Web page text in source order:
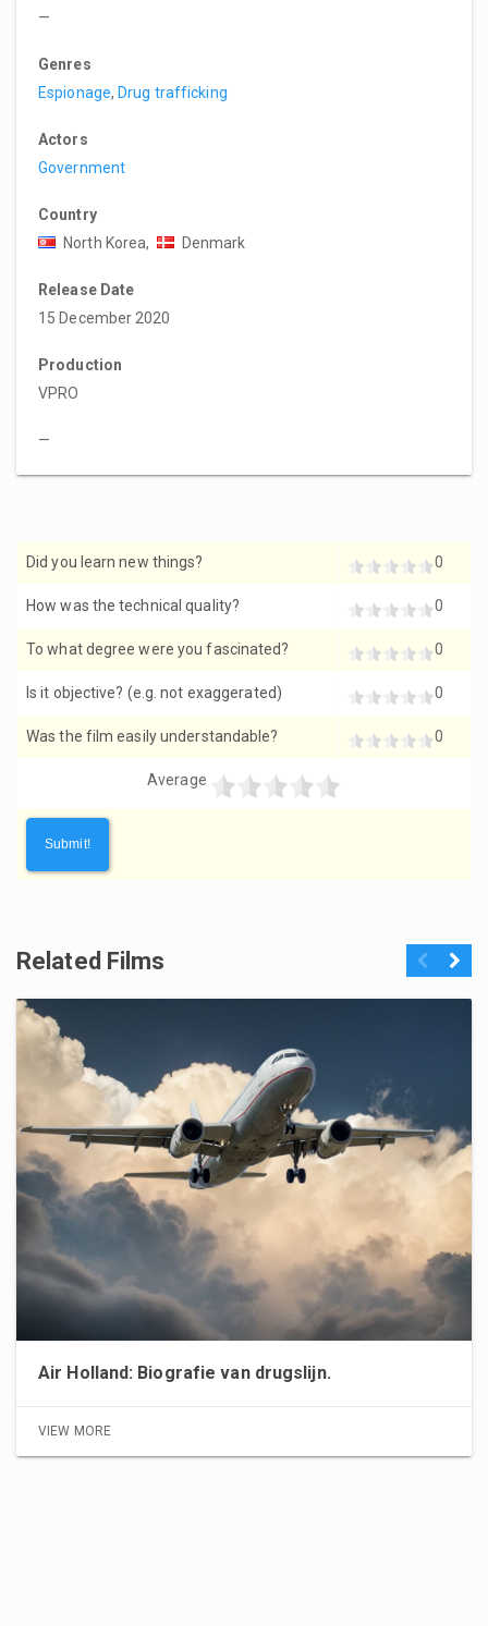
—
Genres
Espionage, Drug trafficking
Actors
Government
Country
North Korea,
Denmark
Release Date
15 December 2020
Production
VPRO
—
Did you learn new things? 0
How was the technical quality? 0
To what degree were you fascinated? 0
Is it objective? (e.g. not exaggerated) 0
Was the film easily understandable? 0
Average
Related Films Previous
Air Holland: Biografie van drugslijn.
VIEW MORE
Next